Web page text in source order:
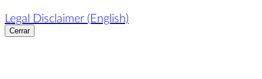
Legal Disclaimer (English)
Cerrar